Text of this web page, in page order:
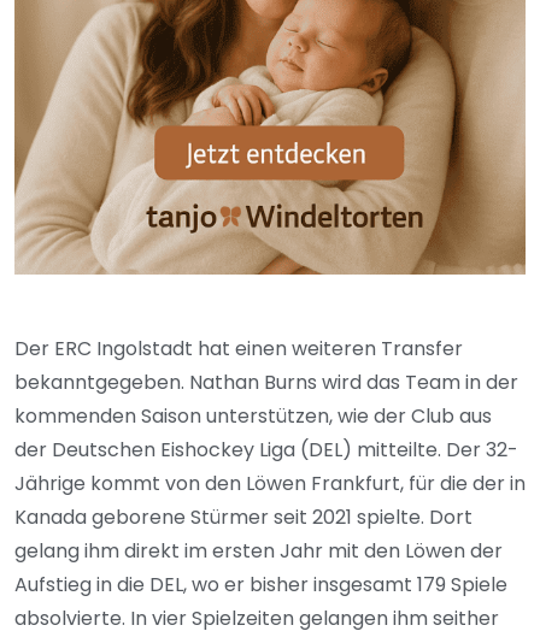
Der ERC Ingolstadt hat einen weiteren Transfer
bekanntgegeben. Nathan Burns wird das Team in der
kommenden Saison unterstützen, wie der Club aus
der Deutschen Eishockey Liga (DEL) mitteilte. Der 32-
Jährige kommt von den Löwen Frankfurt, für die der in
Kanada geborene Stürmer seit 2021 spielte. Dort
gelang ihm direkt im ersten Jahr mit den Löwen der
Aufstieg in die DEL, wo er bisher insgesamt 179 Spiele
absolvierte. In vier Spielzeiten gelangen ihm seither